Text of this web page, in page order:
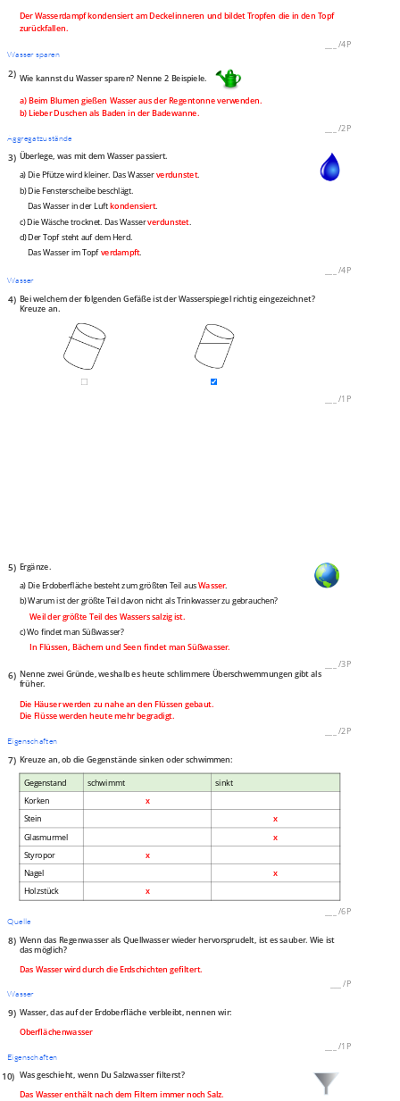
Der Wasserdampf kondensiert am Deckelinneren und bildet Tropfen die in den Topf
zurückfallen.
/4P
Wasser sparen
2) Wie kannst du Wasser sparen? Nenne 2 Beispiele.
a) Beim Blumen gießen Wasser aus der Regentonne verwenden.
b) Lieber Duschen als Baden in der Badewanne.
/2P
Aggregatzustände
3) Überlege, was mit dem Wasser passiert.
a) Die Pfütze wird kleiner. Das Wasserverdunstet.
b) Die Fensterscheibe beschlägt.
Das Wasser in der Luftkondensiert.
c) Die Wäsche trocknet. Das Wasserverdunstet.
d) Der Topf steht auf dem Herd.
Das Wasser im Topfverdampft.
/4P
Wasser
4) Bei welchem der folgenden Gefäße ist der Wasserspiegel richtig eingezeichnet?
Kreuze an.
/1P
5) Ergänze.
a) Die Erdoberfläche besteht zum größten Teil ausWasser.
b) Warum ist der größte Teil davon nicht als Trinkwasser zu gebrauchen?
Weil der größte Teil des Wassers salzig ist.
c) Wo findet man Süßwasser?
In Flüssen, Bächern und Seen findet man Süßwasser.
/3P
6) Nenne zwei Gründe, weshalb es heute schlimmere Überschwemmungen gibt als
früher.
Die Häuser werden zu nahe an den Flüssen gebaut.
Die Flüsse werden heute mehr begradigt.
/2P
Eigenschaften
7) Kreuze an, ob die Gegenstände sinken oder schwimmen:
Gegenstand schwimmt sinkt
Korken x
Stein
x
Glasmurmel
x
Styropor
x
Nagel
x
Holzstück
x
/6P
Quelle
8) Wenn das Regenwasser als Quellwasser wieder hervorsprudelt, ist es sauber. Wie ist
das möglich?
Das Wasser wird durch die Erdschichten gefiltert.
/P
Wasser
9) Wasser, das auf der Erdoberfläche verbleibt, nennen wir:
Oberflächenwasser
/1P
Eigenschaften
10) Was geschieht, wenn Du Salzwasser filterst?
Das Wasser enthält nach dem Filtern immer noch Salz.